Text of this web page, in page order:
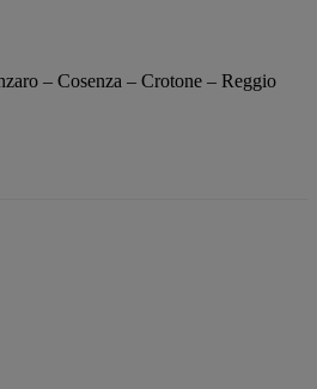
– Cosenza – Crotone – Reggio